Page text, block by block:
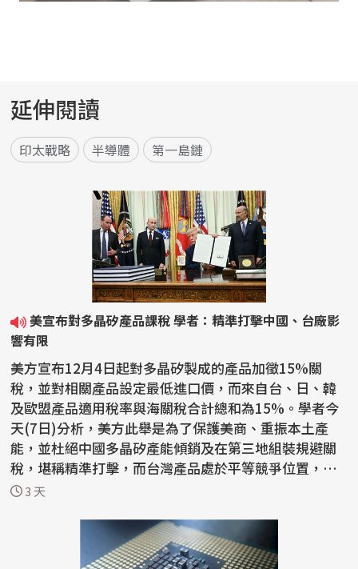
延伸閱讀
印太戰略 半導體 第一島鏈
美宣布對多晶矽產品課稅 學者：精準打擊中國、台廠影
響有限
美方宣布12月4日起對多晶矽製成的產品加徵15%關
稅，並對相關產品設定最低進口價，而來自台、日、韓
及歐盟產品適用稅率與海關稅合計總和為15%。學者今
天(7日)分析，美方此舉是為了保護美商、重振本土產
能，並杜絕中國多晶矽產能傾銷及在第三地組裝規避關
稅，堪稱精準打擊，而台灣產品處於平等競爭位置，對
台廠影響有限，...
3 天